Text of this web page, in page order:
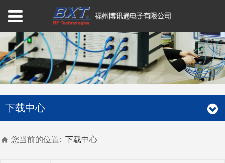
下载中心
您当前的位置: 下载中心